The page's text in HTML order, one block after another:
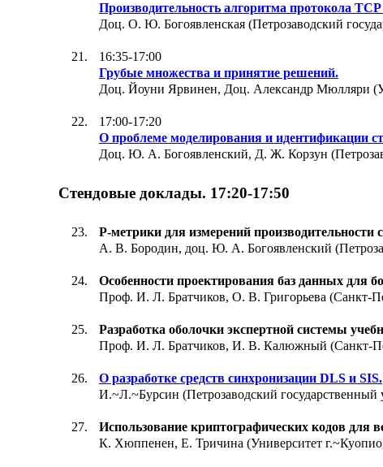
Производительность алгоритма протокола
Доц. О. Ю. Богоявленская (Петрозаводский
16:35-17:00
Грубые множества и принятие решений.
Доц. Йоуни Ярвинен, Доц. Александр Мюлляри
17:00-17:20
О проблеме моделирования и идентификации
Доц. Ю. А. Богоявленский, Д. Ж. Корзун
Стендовые доклады. 17:20-17:50
P-метрики для измерений производительности
А. В. Бородин, доц. Ю. А. Богоявленский
Особенности проектирования баз данных для
Проф. И. Л. Братчиков, О. В. Григорьева (Санкт-
Разработка оболочки экспертной системы
Проф. И. Л. Братчиков, И. В. Калюжный (Санкт-
О разработке средств синхронизации DLS и SIS.
И.~Л.~Бурсин (Петрозаводский государственный
Использование криптографических кодов для
К. Хюппенен, Е. Тричина (Университет